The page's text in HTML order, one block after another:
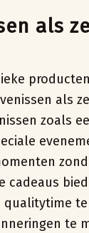
als
als
zoals
cadeaus
qualitytime
te